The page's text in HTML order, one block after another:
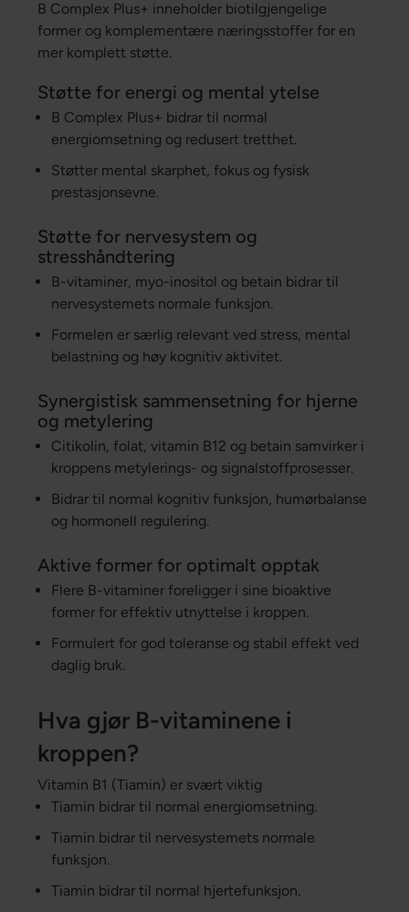
B Complex Plus+ inneholder biotilgjengelige
former og komplementære næringsstoffer for en
mer komplett støtte.
Støtte for energi og mental ytelse
B Complex Plus+ bidrar til normal
energiomsetning og redusert tretthet.
Støtter mental skarphet, fokus og fysisk
prestasjonsevne.
Støtte for nervesystem og
stresshåndtering
B-vitaminer, myo-inositol og betain bidrar til
nervesystemets normale funksjon.
Formelen er særlig relevant ved stress, mental
belastning og høy kognitiv aktivitet.
Synergistisk sammensetning for hjerne
og metylering
Citikolin, folat, vitamin B12 og betain samvirker i
kroppens metylerings- og signalstoffprosesser.
Bidrar til normal kognitiv funksjon, humørbalanse
og hormonell regulering.
Aktive former for optimalt opptak
Flere B-vitaminer foreligger i sine bioaktive
former for effektiv utnyttelse i kroppen.
Formulert for god toleranse og stabil effekt ved
daglig bruk.
Hva gjør B-vitaminene i
kroppen?
Vitamin B1 (Tiamin) er svært viktig
Tiamin bidrar til normal energiomsetning.
Tiamin bidrar til nervesystemets normale
funksjon.
Tiamin bidrar til normal hjertefunksjon.